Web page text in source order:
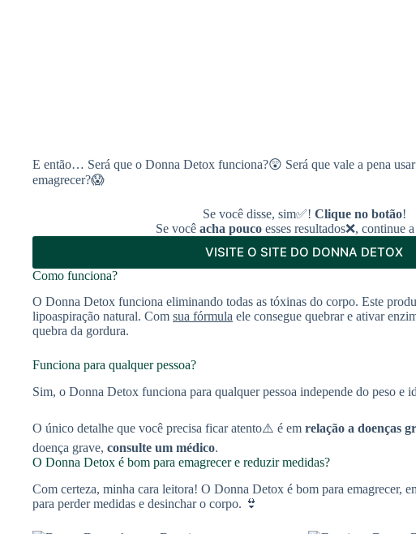
E então… Será que o Donna Detox funciona?😲 Será que vale a pena
emagrecer?😱
Se você disse, sim✅! Clique no botão!
Se você acha poucoesses resultados❌, continue
VISITE O SITE DO DONNA DETOX
Como funciona?
O Donna Detox funciona eliminando todas as tóxinas do corpo. Este
lipoaspiração natural. Com sua fórmula ele consegue quebrar e ativar
quebra da gordura.
Funciona para qualquer pessoa?
Sim, o Donna Detox funciona para qualquer pessoa independe do peso e
O único detalhe que você precisa ficar atento⚠️ é em relação a doenças
doença grave, consulte um médico.
O Donna Detox é bom para emagrecer e reduzir medidas?
Com certeza, minha cara leitora! O Donna Detox é bom para emagrecer,
para perder medidas e desinchar o corpo. 👙